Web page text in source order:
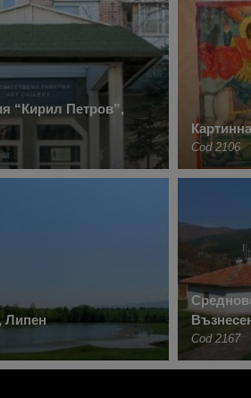
“Кирил Петров”,
Cod 2106
Липен
Cod 2167